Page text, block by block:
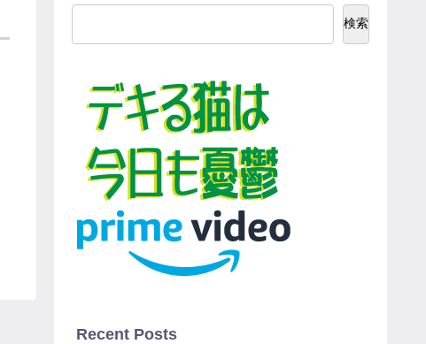
検索
Recent Posts